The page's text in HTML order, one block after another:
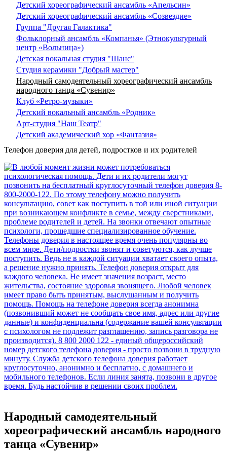
Детский хореографический ансамбль «Апельсин»
Детский хореографический ансамбль «Созвездие»
Группа "Другая Галактика"
Фольклорный ансамбль «Компанья» (Этнокультурный
центр «Вольница»)
Детская вокальная студия "Шанс"
Студия керамики "Добрый мастер"
Народный самодеятельный хореографический ансамбль
народного танца «Сувенир»
Клуб «Ретро-музыки»
Детский вокальный ансамбль «Родник»
Арт-студия "Наш Театр"
Детский академический хор «Фантазия»
Телефон доверия для детей, подростков и их родителей
Народный самодеятельный
хореографический ансамбль народного
танца «Сувенир»